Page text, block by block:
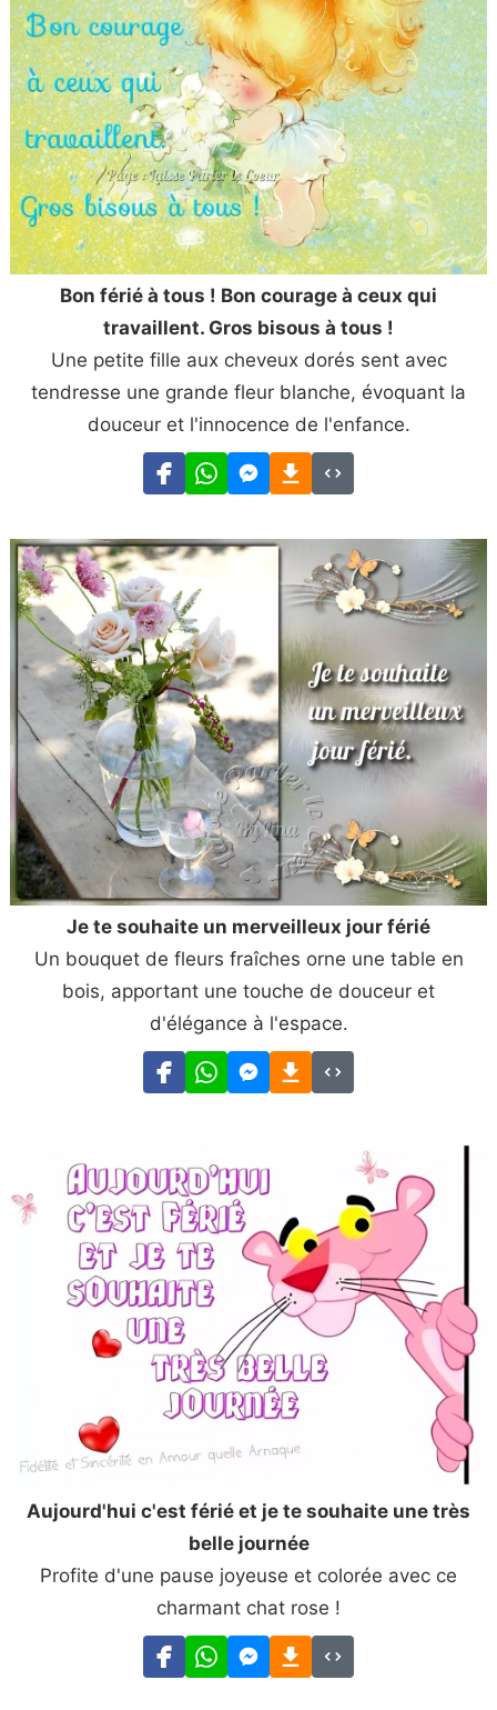
Bon férié à tous ! Bon courage à ceux qui
travaillent. Gros bisous à tous !
Une petite fille aux cheveux dorés sent avec
tendresse une grande fleur blanche, évoquant la
douceur et l'innocence de l'enfance.
Je te souhaite un merveilleux jour férié
Un bouquet de fleurs fraîches orne une table en
bois, apportant une touche de douceur et
d'élégance à l'espace.
Aujourd'hui c'est férié et je te souhaite une très
belle journée
Profite d'une pause joyeuse et colorée avec ce
charmant chat rose !